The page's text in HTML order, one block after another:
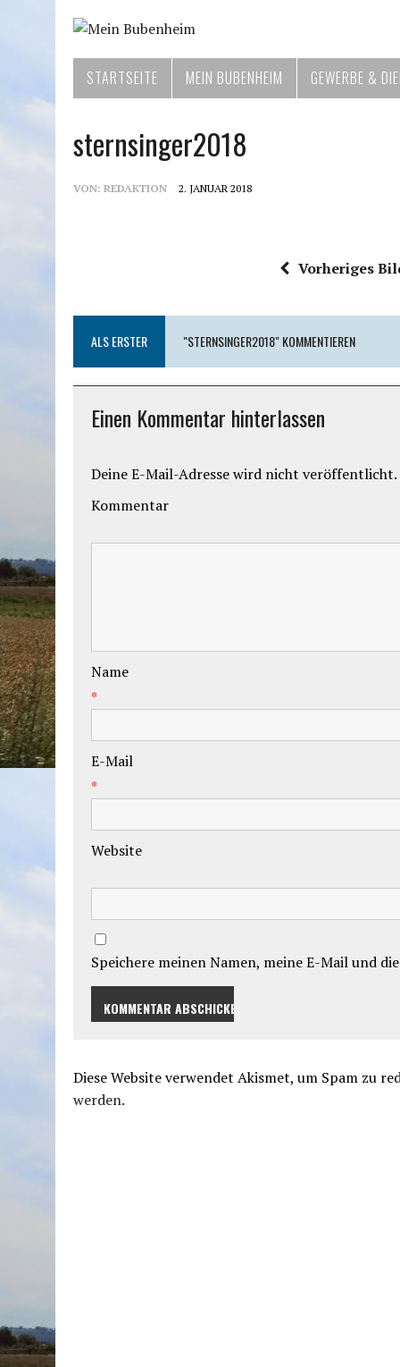
STARTSEITE MEIN BUBENHEIM GEWERBE &
sternsinger2018
VON: REDAKTION 2. JANUAR 2018
Vorheriges
ALS ERSTER "STERNSINGER2018" KOMMENTIEREN
Einen Kommentar hinterlassen
Deine E-Mail-Adresse wird nicht veröffentlicht.
Kommentar
Name
*
E-Mail
*
Website
Speichere meinen Namen, meine E-Mail und
Diese Website verwendet Akismet, um Spam zu
werden.